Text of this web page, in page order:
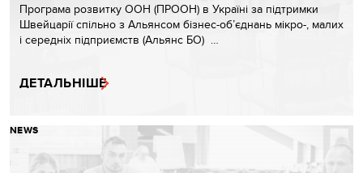
Програма розвитку ООН (ПРООН) в Україні за підтримки
Швейцарії спільно з Альянсом бізнес-об’єднань мікро-, малих
і середніх підприємств (Альянс БО) …
ДЕТАЛЬНІШЕ
NEWS